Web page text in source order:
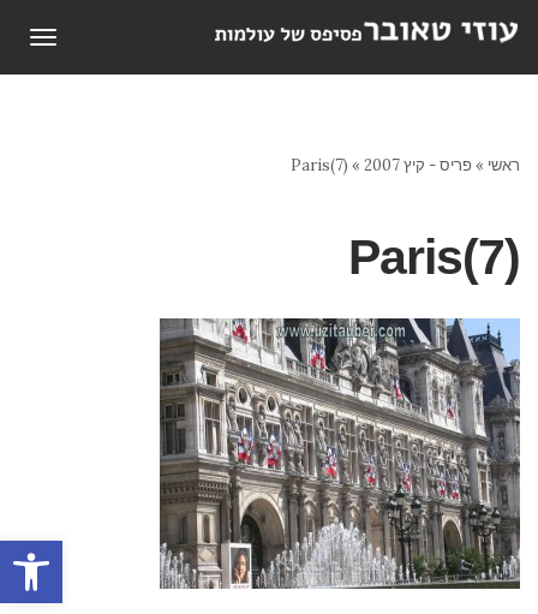
פתח
ראשי »פריס - קיץ 2007 »
Paris(7)
Paris(7)